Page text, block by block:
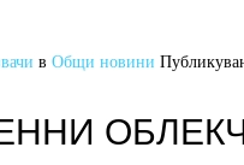
в Общи новини